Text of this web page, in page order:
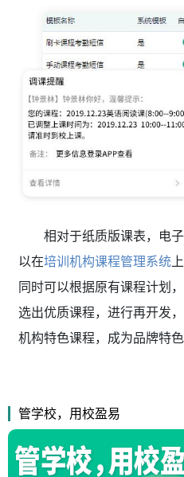
相对于纸质版课表，电
以在培训机构课程管理系统
同时可以根据原有课程计划
选出优质课程，进行再开发
机构特色课程，成为品牌特色
管学校，用校盈易